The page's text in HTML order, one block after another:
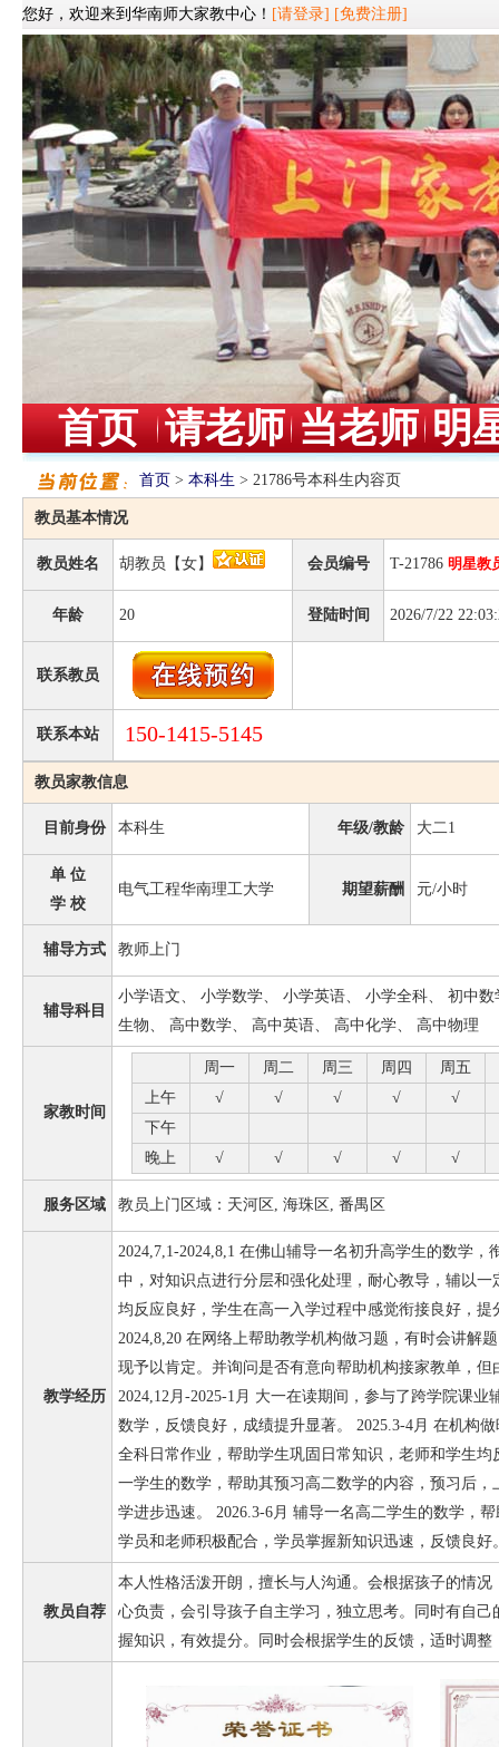
您好，欢迎来到华南师大家教中心！ [请登录] [免费注册]
首页 请老师 当老师 明
首页 > 本科生 > 21786号本科生内容页
教员基本情况
教员姓名 胡教员【女】 会员编号 T-21786 明星教
年龄 20 登陆时间 2026/7/22
联系教员
联系本站 150-1415-5145
教员家教信息
目前身份 本科生 年级/教龄 大二1
单 位
学 校
电气工程华南理工大学 期望薪酬 元/小时
辅导方式 教师上门
辅导科目
小学语文、 小学数学、 小学英语、 小学全科、 初中
生物、 高中数学、 高中英语、 高中化学、 高中物理
家教时间
周一 周二 周三 周四 周五
上午
√ √ √ √
√
下午
晚上
√ √ √ √ √
服务区域 教员上门区域：天河区, 海珠区, 番禺区
教学经历
2024,7,1-2024,8,1 在佛山辅导一名初升高学生的数学
中，对知识点进行分层和强化处理，耐心教导，辅以
均反应良好，学生在高一入学过程中感觉衔接良好，提
2024,8,20 在网络上帮助教学机构做习题，有时会讲解
现予以肯定。并询问是否有意向帮助机构接家教单，
2024,12月-2025-1月 大一在读期间，参与了跨学院课
数学，反馈良好，成绩提升显著。 2025.3-4月 在机构
全科日常作业，帮助学生巩固日常知识，老师和学生均
一学生的数学，帮助其预习高二数学的内容，预习后
学进步迅速。 2026.3-6月 辅导一名高二学生的数学，
学员和老师积极配合，学员掌握新知识迅速，反馈良好
教员自荐
本人性格活泼开朗，擅长与人沟通。会根据孩子的情
心负责，会引导孩子自主学习，独立思考。同时有自
握知识，有效提分。同时会根据学生的反馈，适时调整